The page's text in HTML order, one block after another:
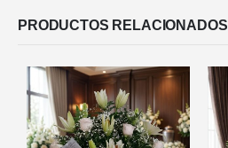
PRODUCTOS RELACIONADOS